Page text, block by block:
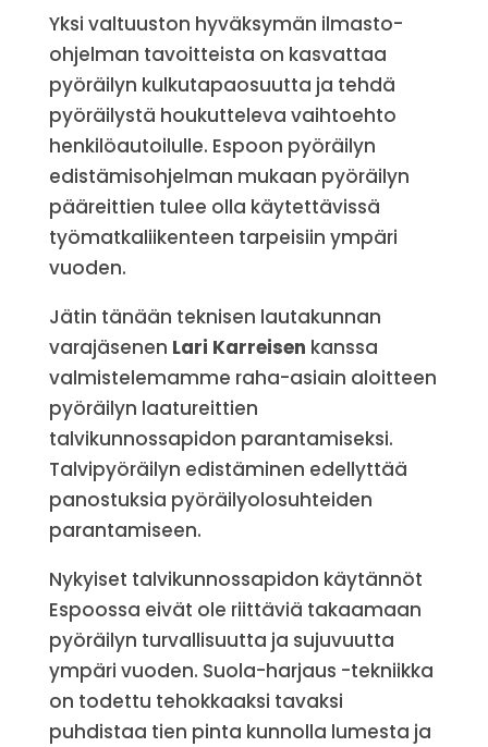
Yksi valtuuston hyväksymän ilmasto-
ohjelman tavoitteista on kasvattaa
pyöräilyn kulkutapaosuutta ja tehdä
pyöräilystä houkutteleva vaihtoehto
henkilöautoilulle. Espoon pyöräilyn
edistämisohjelman mukaan pyöräilyn
pääreittien tulee olla käytettävissä
työmatkaliikenteen tarpeisiin ympäri
vuoden.
Jätin tänään teknisen lautakunnan
varajäsenen Lari Karreisen kanssa
valmistelemamme raha-asiain aloitteen
pyöräilyn laatureittien
talvikunnossapidon parantamiseksi.
Talvipyöräilyn edistäminen edellyttää
panostuksia pyöräilyolosuhteiden
parantamiseen.
Nykyiset talvikunnossapidon käytännöt
Espoossa eivät ole riittäviä takaamaan
pyöräilyn turvallisuutta ja sujuvuutta
ympäri vuoden. Suola-harjaus -tekniikka
on todettu tehokkaaksi tavaksi
puhdistaa tien pinta kunnolla lumesta ja